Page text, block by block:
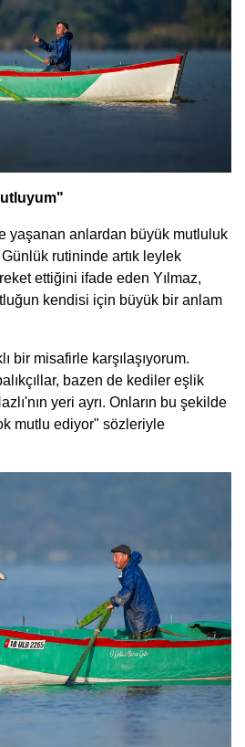
yaşanan anlardan büyük mutluluk
rutininde artık leylek
ettiğini ifade eden Yılmaz,
kendisi için büyük bir anlam
bir misafirle karşılaşıyorum.
bazen de kediler eşlik
yeri ayrı. Onların bu şekilde
mutlu ediyor" sözleriyle